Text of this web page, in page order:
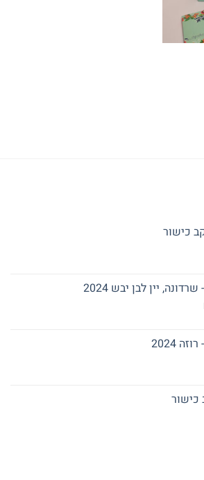
כישור
יין לבן יבש 2024
2024
כישור